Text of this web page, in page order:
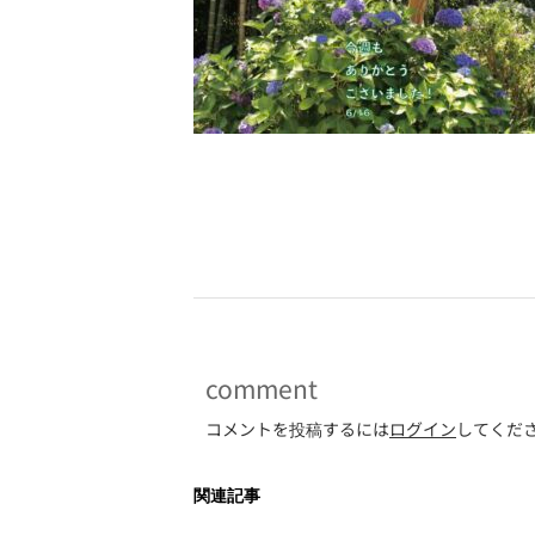
comment
コメントを投稿するにはログイン してくだ
関連記事